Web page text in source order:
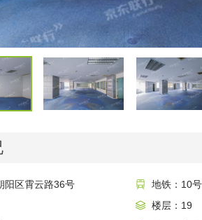
阳区霄云路36号
地铁：10
楼层：19